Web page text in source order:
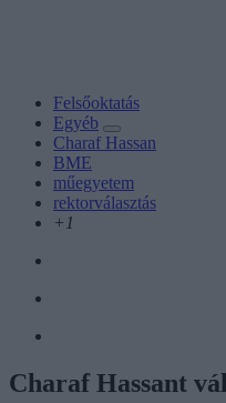
Felsőoktatás
Egyéb
Charaf Hassan
BME
műegyetem
rektorválasztás
+1
Charaf Hassant